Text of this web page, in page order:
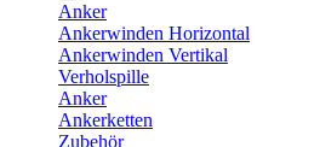
Anker
Ankerwinden Horizontal
Ankerwinden Vertikal
Verholspille
Anker
Ankerketten
Zubehör